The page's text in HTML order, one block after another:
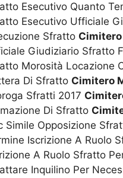
Esecutivo Quanto
Esecutivo Ufficiale
Sfratto
Giudiziario Sfratto
Morosità Locazione
Di Sfratto Cimitero
Sfratti 2017
Di Sfratto
Simile Opposizione
Iscrizione A Ruolo
A Ruolo Sfratto
Inquilino Per